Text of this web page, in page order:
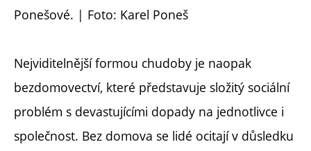
Ponešové. | Foto: Karel Poneš
Nejviditelnější formou chudoby je naopak
bezdomovectví, které představuje složitý sociální
problém s devastujícími dopady na jednotlivce i
společnost. Bez domova se lidé ocitají v důsledku